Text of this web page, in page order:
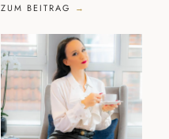
ZUM BEITRAG